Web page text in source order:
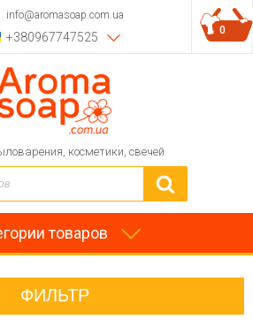
info@aromasoap.com.ua
+380967747525
косметики, свечей
0
товаров
ФИЛЬТР